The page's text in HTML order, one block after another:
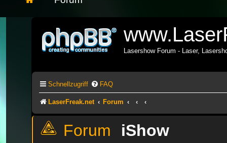
Lasershow Forum - Laser,
Schnellzugriff FAQ
LaserFreak.net Forum
iShow